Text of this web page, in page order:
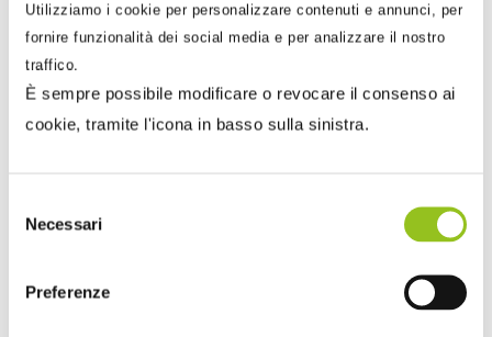
Utilizziamo i cookie per personalizzare contenuti e annunci, per
fornire funzionalità dei social media e per analizzare il nostro
traffico.
È sempre possibile modificare o revocare il consenso ai
cookie, tramite l'icona in basso sulla sinistra.
delNecessari
Preferenze
Milano, e come tutti quelli a disposizione sulla
piattaforma webCONCERTOsono gratuiti e
validi per i crediti formativi.
Ecco il programma completo del percorso
1.
Principali novità e regolarizzazione degli
adempimenti dichiarativi 2018